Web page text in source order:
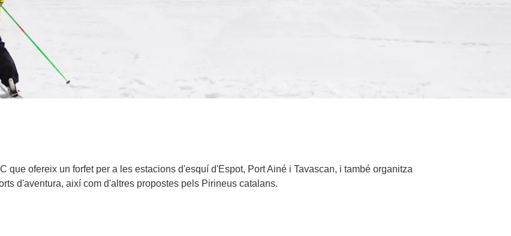
que ofereix un forfet per a les estacions d'esquí d'Espot, Port Ainé i Tavascan, i també organitza
d'aventura, així com d'altres propostes pels Pirineus catalans.